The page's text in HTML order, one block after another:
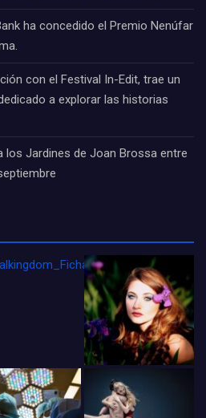
ha concedido el Premio Nenúfar
con el Festival In-Edit, trae un
a explorar las historias
los Jardines de Joan Brossa entre